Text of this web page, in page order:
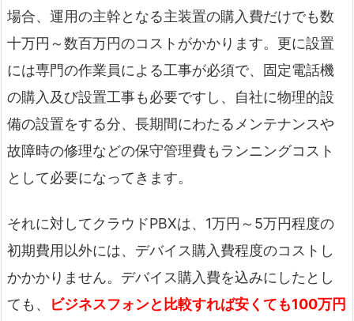
場合、運用の主幹となる主装置の購入費だけでも数
十万円～数百万円のコストがかかります。更に設置
には専門の作業員による工事が必須で、固定電話機
の購入及び設置工事も必要ですし、自社に物理的設
備の設置をする分、長期間にわたるメンテナンスや
故障時の修理などの保守管理費もランニングコスト
として必要になってきます。
それに対してクラウドPBXは、1万円～5万円程度の
初期費用以外には、デバイス購入費程度のコストし
かかかりません。デバイス購入費を込みにしたとし
ても、
ビジネスフォンと比較すれば安くても100万円